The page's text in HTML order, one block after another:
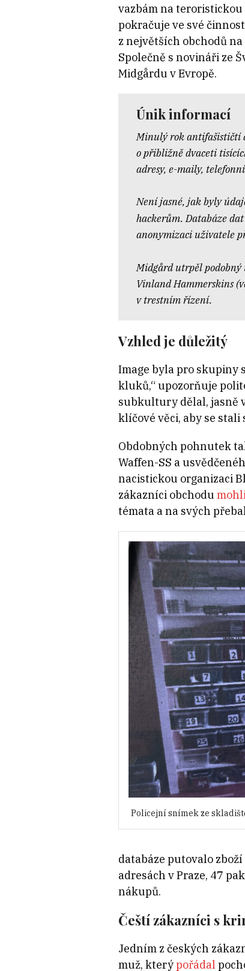
vazbám na teroristickou
pokračuje ve své
z největších obchodů
Společně s novináři ze
Midgårdu v Evropě.
Únik informací
Minulý rok antifašističtí
opřibližně dvaceti
adresy, e-maily,
Není jasné, jak byly
hackerům. Databáze
anonymizaci uživatele
Midgård utrpěl
Vinland Hammerskins
v trestním řízení.
Vzhled je důležitý
Image byla pro skupiny
kluků,“ upozorňuje
subkultury dělal, jasně
klíčové věci, aby se stali
Obdobných pohnutek
Waffen-SS a
nacistickou organizaci
zákazníci obchodu
témata a na svých
Policejní snímek ze
databáze putovalo
adresách v Praze, 47
nákupů.
Čeští zákazníci s
Jedním z českých
muž, kterýpořádal